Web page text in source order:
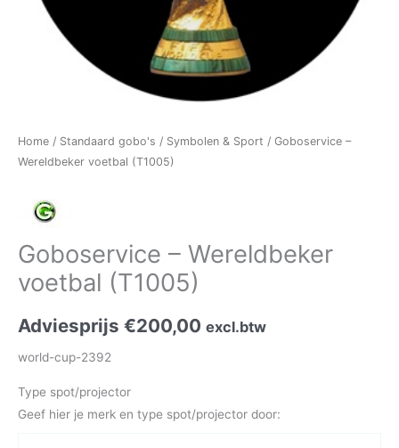
Home / Standaard gobo's / Symbolen & Sport / Goboservice –
Wereldbeker voetbal (T1005)
Goboservice – Wereldbeker
voetbal (T1005)
Adviesprijs €200,00 excl.btw
world-cup-2392
Type spot/projector
Geef hier je merk en type spot/projector door: